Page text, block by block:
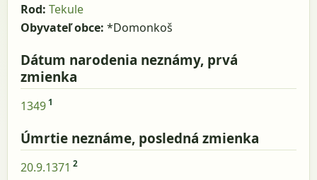
Rod: Tekule
Obyvateľ obce: *Domonkoš
Dátum narodenia neznámy, prvá
zmienka
1349 1
Úmrtie neznáme, posledná zmienka
20.9.1371 2